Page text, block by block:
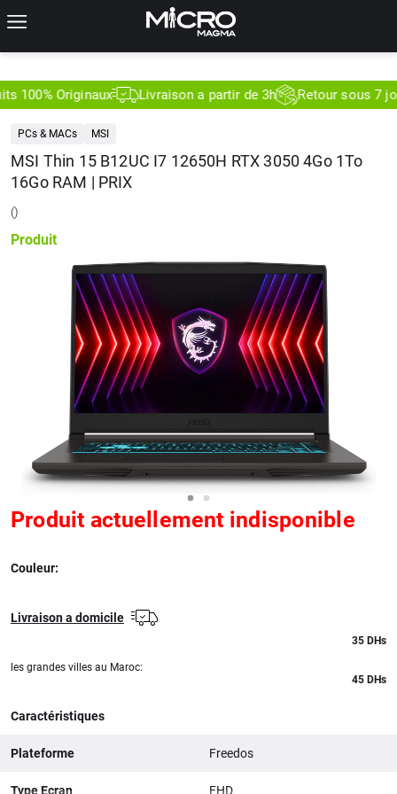
Originaux Livraison a partir de 3h Retour sous 7 jours
PCs & MACs MSI
MSI Thin 15 B12UC I7 12650H RTX 3050 4Go 1To
16Go RAM | PRIX
()
Produit
Produit actuellement indisponible
Couleur:
Livraison a domicile
35 DHs
les grandes villes au Maroc:
45 DHs
Caractéristiques
Plateforme Freedos
Type Ecran FHD